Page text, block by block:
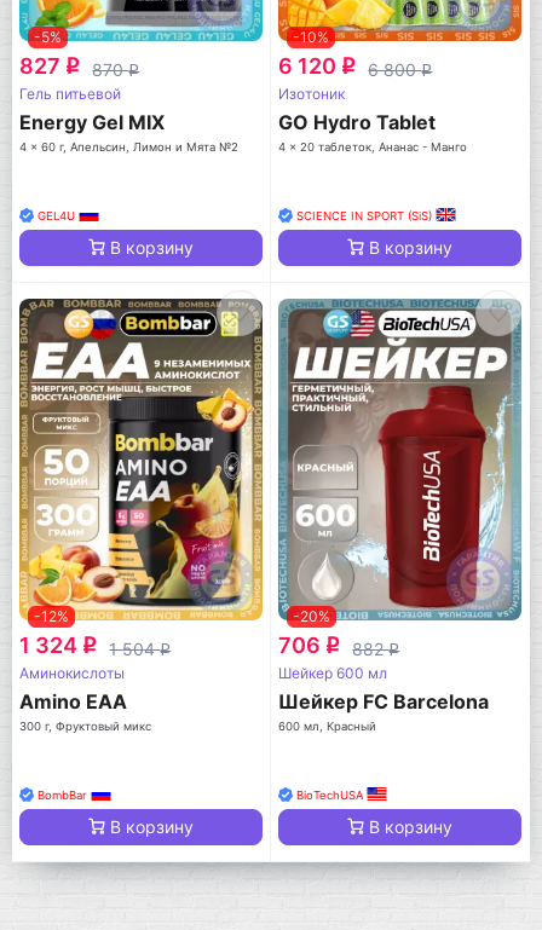
-5%
827 q 870q
Гель питьевой
Energy Gel MIX
4 x 60 г, Апельсин, Лимон и Мята №2
GEL4U
В корзину
-10%
6 120 q 6 800q
Изотоник
GO Hydro Tablet
4 x 20 таблеток, Ананас - Манго
SCIENCE IN SPORT (SiS)
В корзину
-12%
1 324 q 1 504q
Аминокислоты
Amino EAA
300 г, Фруктовый микс
BombBar
В корзину
-20%
706 q 882q
Шейкер 600 мл
Шейкер FC Barcelona
600 мл, Красный
BioTechUSA
В корзину